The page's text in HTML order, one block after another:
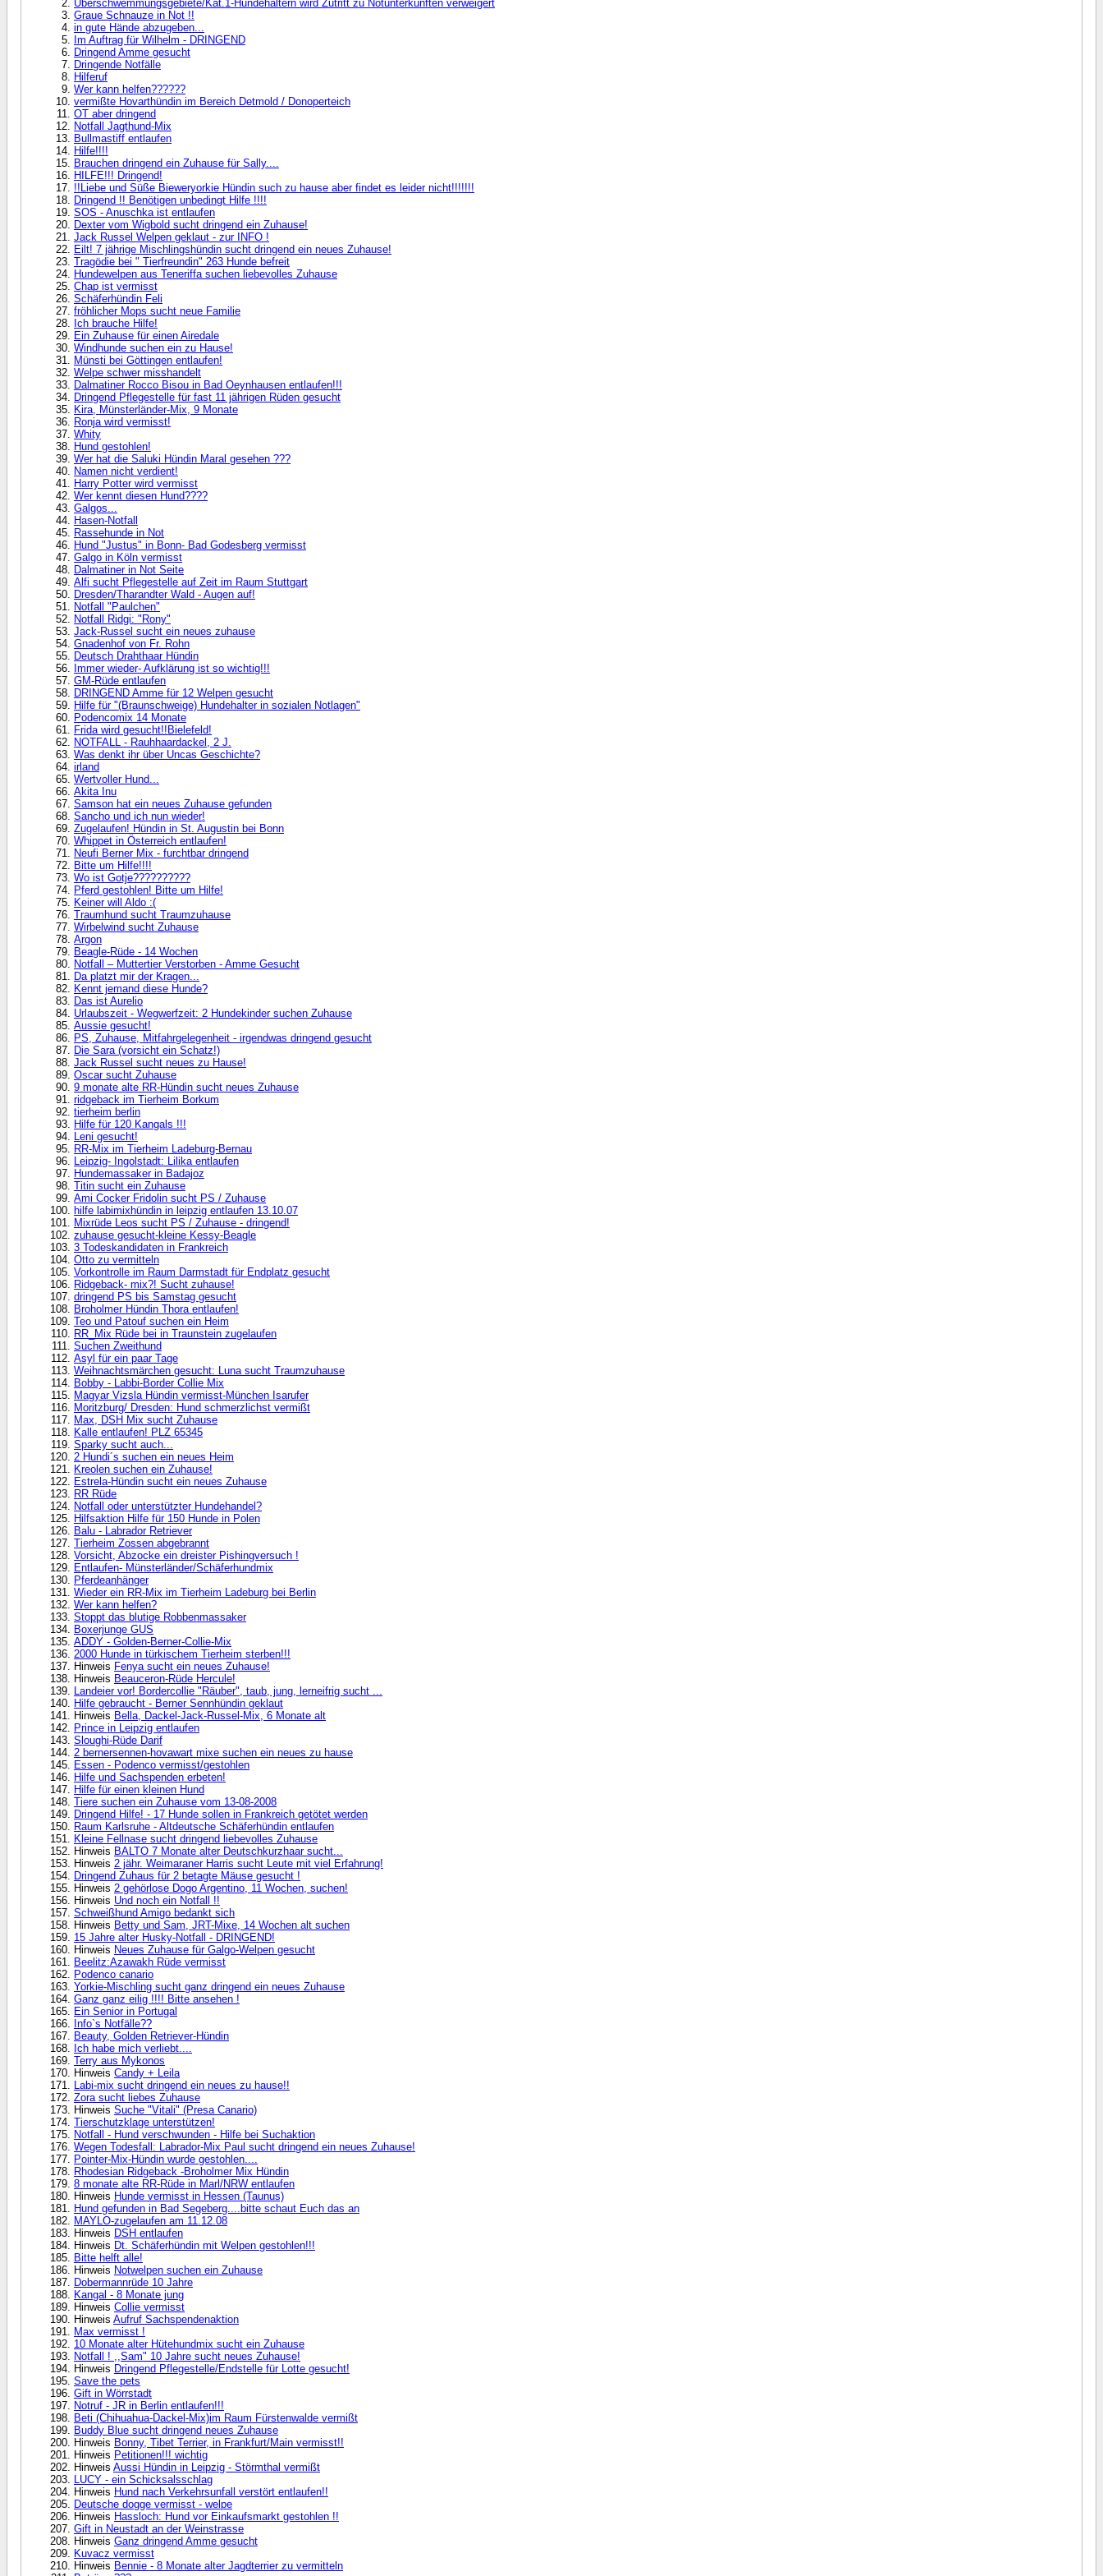
Überschwemmungsgebiete/Kat.1-Hundehaltern wird Zutritt zu Notunterkünften verweigert
Graue Schnauze in Not !!
in gute Hände abzugeben...
Im Auftrag für Wilhelm - DRINGEND
Dringend Amme gesucht
Dringende Notfälle
Hilferuf
Wer kann helfen??????
vermißte Hovarthündin im Bereich Detmold / Donoperteich
OT aber dringend
Notfall Jagthund-Mix
Bullmastiff entlaufen
Hilfe!!!!
Brauchen dringend ein Zuhause für Sally....
HILFE!!! Dringend!
!!Liebe und Süße Bieweryorkie Hündin such zu hause aber findet es leider nicht!!!!!!!
Dringend !! Benötigen unbedingt Hilfe !!!!
SOS - Anuschka ist entlaufen
Dexter vom Wigbold sucht dringend ein Zuhause!
Jack Russel Welpen geklaut - zur INFO !
Eilt! 7 jährige Mischlingshündin sucht dringend ein neues Zuhause!
Tragödie bei " Tierfreundin" 263 Hunde befreit
Hundewelpen aus Teneriffa suchen liebevolles Zuhause
Chap ist vermisst
Schäferhündin Feli
fröhlicher Mops sucht neue Familie
Ich brauche Hilfe!
Ein Zuhause für einen Airedale
Windhunde suchen ein zu Hause!
Münsti bei Göttingen entlaufen!
Welpe schwer misshandelt
Dalmatiner Rocco Bisou in Bad Oeynhausen entlaufen!!!
Dringend Pflegestelle für fast 11 jährigen Rüden gesucht
Kira, Münsterländer-Mix, 9 Monate
Ronja wird vermisst!
Whity
Hund gestohlen!
Wer hat die Saluki Hündin Maral gesehen ???
Namen nicht verdient!
Harry Potter wird vermisst
Wer kennt diesen Hund????
Galgos...
Hasen-Notfall
Rassehunde in Not
Hund "Justus" in Bonn- Bad Godesberg vermisst
Galgo in Köln vermisst
Dalmatiner in Not Seite
Alfi sucht Pflegestelle auf Zeit im Raum Stuttgart
Dresden/Tharandter Wald - Augen auf!
Notfall "Paulchen"
Notfall Ridgi: "Rony"
Jack-Russel sucht ein neues zuhause
Gnadenhof von Fr. Rohn
Deutsch Drahthaar Hündin
Immer wieder- Aufklärung ist so wichtig!!!
GM-Rüde entlaufen
DRINGEND Amme für 12 Welpen gesucht
Hilfe für "(Braunschweige) Hundehalter in sozialen Notlagen"
Podencomix 14 Monate
Frida wird gesucht!!Bielefeld!
NOTFALL - Rauhhaardackel, 2 J.
Was denkt ihr über Uncas Geschichte?
irland
Wertvoller Hund...
Akita Inu
Samson hat ein neues Zuhause gefunden
Sancho und ich nun wieder!
Zugelaufen! Hündin in St. Augustin bei Bonn
Whippet in Österreich entlaufen!
Neufi Berner Mix - furchtbar dringend
Bitte um Hilfe!!!!
Wo ist Gotje??????????
Pferd gestohlen! Bitte um Hilfe!
Keiner will Aldo :(
Traumhund sucht Traumzuhause
Wirbelwind sucht Zuhause
Argon
Beagle-Rüde - 14 Wochen
Notfall – Muttertier Verstorben - Amme Gesucht
Da platzt mir der Kragen...
Kennt jemand diese Hunde?
Das ist Aurelio
Urlaubszeit - Wegwerfzeit: 2 Hundekinder suchen Zuhause
Aussie gesucht!
PS, Zuhause, Mitfahrgelegenheit - irgendwas dringend gesucht
Die Sara (vorsicht ein Schatz!)
Jack Russel sucht neues zu Hause!
Oscar sucht Zuhause
9 monate alte RR-Hündin sucht neues Zuhause
ridgeback im Tierheim Borkum
tierheim berlin
Hilfe für 120 Kangals !!!
Leni gesucht!
RR-Mix im Tierheim Ladeburg-Bernau
Leipzig- Ingolstadt: Lilika entlaufen
Hundemassaker in Badajoz
Titin sucht ein Zuhause
Ami Cocker Fridolin sucht PS / Zuhause
hilfe labimixhündin in leipzig entlaufen 13.10.07
Mixrüde Leos sucht PS / Zuhause - dringend!
zuhause gesucht-kleine Kessy-Beagle
3 Todeskandidaten in Frankreich
Otto zu vermitteln
Vorkontrolle im Raum Darmstadt für Endplatz gesucht
Ridgeback- mix?! Sucht zuhause!
dringend PS bis Samstag gesucht
Broholmer Hündin Thora entlaufen!
Teo und Patouf suchen ein Heim
RR_Mix Rüde bei in Traunstein zugelaufen
Suchen Zweithund
Asyl für ein paar Tage
Weihnachtsmärchen gesucht: Luna sucht Traumzuhause
Bobby - Labbi-Border Collie Mix
Magyar Vizsla Hündin vermisst-München Isarufer
Moritzburg/ Dresden: Hund schmerzlichst vermißt
Max, DSH Mix sucht Zuhause
Kalle entlaufen! PLZ 65345
Sparky sucht auch...
2 Hundi´s suchen ein neues Heim
Kreolen suchen ein Zuhause!
Estrela-Hündin sucht ein neues Zuhause
RR Rüde
Notfall oder unterstützter Hundehandel?
Hilfsaktion Hilfe für 150 Hunde in Polen
Balu - Labrador Retriever
Tierheim Zossen abgebrannt
Vorsicht, Abzocke ein dreister Pishingversuch !
Entlaufen- Münsterländer/Schäferhundmix
Pferdeanhänger
Wieder ein RR-Mix im Tierheim Ladeburg bei Berlin
Wer kann helfen?
Stoppt das blutige Robbenmassaker
Boxerjunge GUS
ADDY - Golden-Berner-Collie-Mix
2000 Hunde in türkischem Tierheim sterben!!!
Hinweis Fenya sucht ein neues Zuhause!
Hinweis Beauceron-Rüde Hercule!
Landeier vor! Bordercollie "Räuber", taub, jung, lerneifrig sucht ...
Hilfe gebraucht - Berner Sennhündin geklaut
Hinweis Bella, Dackel-Jack-Russel-Mix, 6 Monate alt
Prince in Leipzig entlaufen
Sloughi-Rüde Darif
2 bernersennen-hovawart mixe suchen ein neues zu hause
Essen - Podenco vermisst/gestohlen
Hilfe und Sachspenden erbeten!
Hilfe für einen kleinen Hund
Tiere suchen ein Zuhause vom 13-08-2008
Dringend Hilfe! - 17 Hunde sollen in Frankreich getötet werden
Raum Karlsruhe - Altdeutsche Schäferhündin entlaufen
Kleine Fellnase sucht dringend liebevolles Zuhause
Hinweis BALTO 7 Monate alter Deutschkurzhaar sucht...
Hinweis 2 jähr. Weimaraner Harris sucht Leute mit viel Erfahrung!
Dringend Zuhaus für 2 betagte Mäuse gesucht !
Hinweis 2 gehörlose Dogo Argentino, 11 Wochen, suchen!
Hinweis Und noch ein Notfall !!
Schweißhund Amigo bedankt sich
Hinweis Betty und Sam, JRT-Mixe, 14 Wochen alt suchen
15 Jahre alter Husky-Notfall - DRINGEND!
Hinweis Neues Zuhause für Galgo-Welpen gesucht
Beelitz:Azawakh Rüde vermisst
Podenco canario
Yorkie-Mischling sucht ganz dringend ein neues Zuhause
Ganz ganz eilig !!!! Bitte ansehen !
Ein Senior in Portugal
Info`s Notfälle??
Beauty, Golden Retriever-Hündin
Ich habe mich verliebt....
Terry aus Mykonos
Hinweis Candy + Leila
Labi-mix sucht dringend ein neues zu hause!!
Zora sucht liebes Zuhause
Hinweis Suche "Vitali" (Presa Canario)
Tierschutzklage unterstützen!
Notfall - Hund verschwunden - Hilfe bei Suchaktion
Wegen Todesfall: Labrador-Mix Paul sucht dringend ein neues Zuhause!
Pointer-Mix-Hündin wurde gestohlen....
Rhodesian Ridgeback -Broholmer Mix Hündin
8 monate alte RR-Rüde in Marl/NRW entlaufen
Hinweis Hunde vermisst in Hessen (Taunus)
Hund gefunden in Bad Segeberg....bitte schaut Euch das an
MAYLO-zugelaufen am 11.12.08
Hinweis DSH entlaufen
Hinweis Dt. Schäferhündin mit Welpen gestohlen!!!
Bitte helft alle!
Hinweis Notwelpen suchen ein Zuhause
Dobermannrüde 10 Jahre
Kangal - 8 Monate jung
Hinweis Collie vermisst
Hinweis Aufruf Sachspendenaktion
Max vermisst !
10 Monate alter Hütehundmix sucht ein Zuhause
Notfall ! ,,Sam" 10 Jahre sucht neues Zuhause!
Hinweis Dringend Pflegestelle/Endstelle für Lotte gesucht!
Save the pets
Gift in Wörrstadt
Notruf - JR in Berlin entlaufen!!!
Beti (Chihuahua-Dackel-Mix)im Raum Fürstenwalde vermißt
Buddy Blue sucht dringend neues Zuhause
Hinweis Bonny, Tibet Terrier, in Frankfurt/Main vermisst!!
Hinweis Petitionen!!! wichtig
Hinweis Aussi Hündin in Leipzig - Störmthal vermißt
LUCY - ein Schicksalsschlag
Hinweis Hund nach Verkehrsunfall verstört entlaufen!!
Deutsche dogge vermisst - welpe
Hinweis Hassloch: Hund vor Einkaufsmarkt gestohlen !!
Gift in Neustadt an der Weinstrasse
Hinweis Ganz dringend Amme gesucht
Kuvacz vermisst
Hinweis Bennie - 8 Monate alter Jagdterrier zu vermitteln